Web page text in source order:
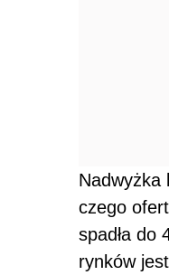
Nadwyżka
czego
spadła do
rynków